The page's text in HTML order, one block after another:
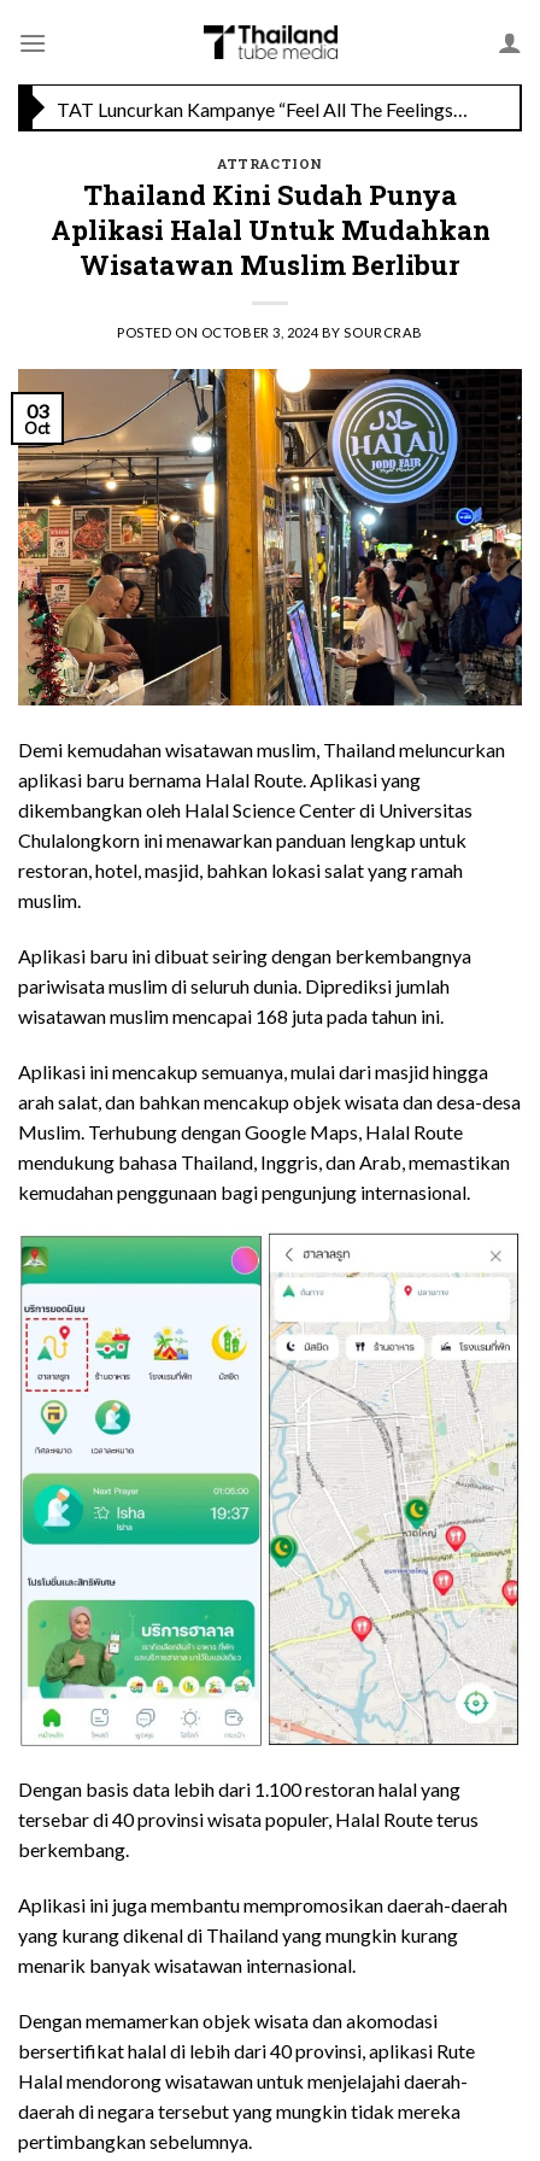
TAT Luncurkan Kampanye “Feel All The Feelings” dengan Lalisa LISA Manobal untuk Promosikan Pariwisata Berkualitas Thailand
ATTRACTION
Thailand Kini Sudah Punya
Aplikasi Halal Untuk Mudahkan
Wisatawan Muslim Berlibur
POSTED ON OCTOBER 3, 2024 BY SOURCRAB
03
Oct
Demi kemudahan wisatawan muslim, Thailand meluncurkan
aplikasi baru bernama Halal Route. Aplikasi yang
dikembangkan oleh Halal Science Center di Universitas
Chulalongkorn ini menawarkan panduan lengkap untuk
restoran, hotel, masjid, bahkan lokasi salat yang ramah
muslim.
Aplikasi baru ini dibuat seiring dengan berkembangnya
pariwisata muslim di seluruh dunia. Diprediksi jumlah
wisatawan muslim mencapai 168 juta pada tahun ini.
Aplikasi ini mencakup semuanya, mulai dari masjid hingga
arah salat, dan bahkan mencakup objek wisata dan desa-desa
Muslim. Terhubung dengan Google Maps, Halal Route
mendukung bahasa Thailand, Inggris, dan Arab, memastikan
kemudahan penggunaan bagi pengunjung internasional.
Dengan basis data lebih dari 1.100 restoran halal yang
tersebar di 40 provinsi wisata populer, Halal Route terus
berkembang.
Aplikasi ini juga membantu mempromosikan daerah-daerah
yang kurang dikenal di Thailand yang mungkin kurang
menarik banyak wisatawan internasional.
Dengan memamerkan objek wisata dan akomodasi
bersertifikat halal di lebih dari 40 provinsi, aplikasi Rute
Halal mendorong wisatawan untuk menjelajahi daerah-
daerah di negara tersebut yang mungkin tidak mereka
pertimbangkan sebelumnya.